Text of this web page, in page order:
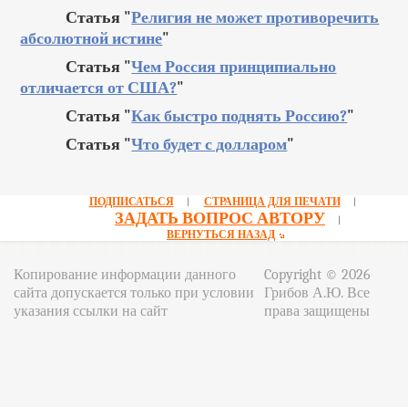
Статья "Религия не может противоречить
абсолютной истине"
Статья "Чем Россия принципиально
отличается от США?"
Статья "Как быстро поднять Россию?"
Статья "Что будет с долларом"
ПОДПИСАТЬСЯ| СТРАНИЦА ДЛЯ ПЕЧАТИ|
ЗАДАТЬ ВОПРОС АВТОРУ
ВЕРНУТЬСЯ НАЗАД
Копирование информации данного
сайта допускается только при условии
указания ссылки на сайт
Copyright © 2026
Грибов А.Ю. Все
права защищены